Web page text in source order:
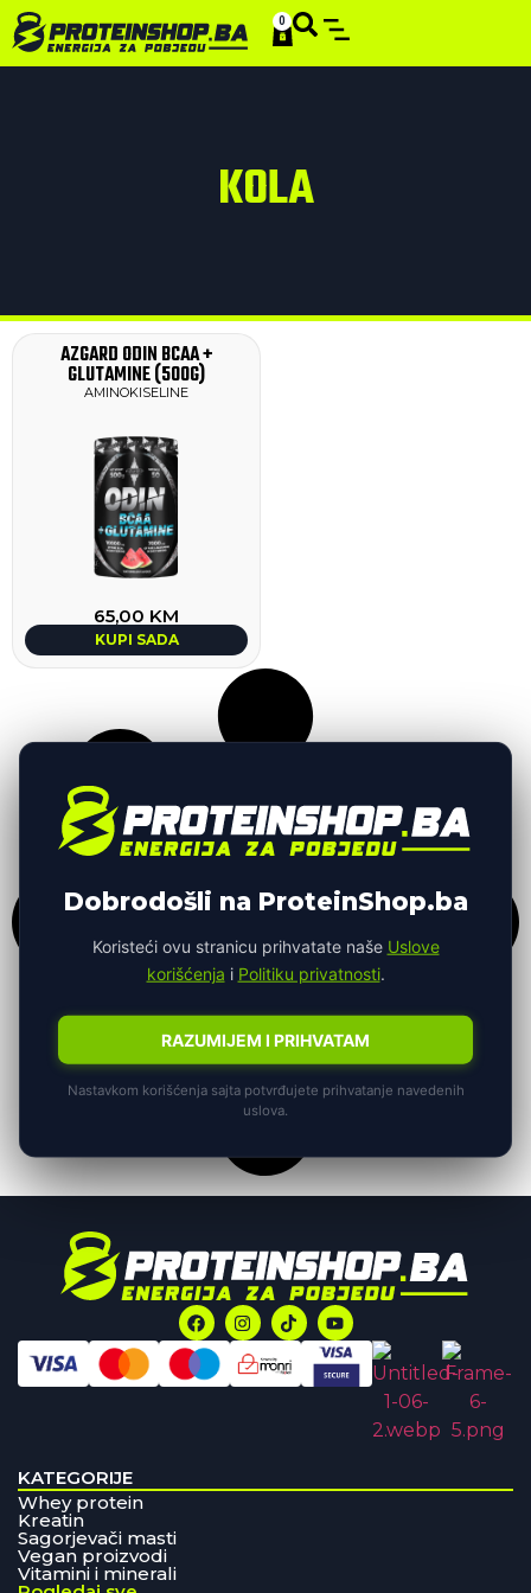
0
KOLA
AZGARD ODIN BCAA +
GLUTAMINE (500G)
AMINOKISELINE
65,00 KM
KUPI SADA
KATEGORIJE
Whey protein
Kreatin
Sagorjevači masti
Vegan proizvodi
Vitamini i minerali
Dobrodošli na ProteinShop.ba
Koristeći ovu stranicu prihvatate naše Uslove
korišćenja i Politiku privatnosti.
RAZUMIJEM I PRIHVATAM
Nastavkom korišćenja sajta potvrđujete prihvatanje navedenih
uslova.